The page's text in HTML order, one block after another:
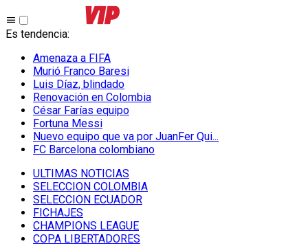
Es tendencia:
Amenaza a FIFA
Murió Franco Baresi
Luis Díaz, blindado
Renovación en Colombia
César Farías equipo
Fortuna Messi
Nuevo equipo que va por JuanFer Qui...
FC Barcelona colombiano
ULTIMAS NOTICIAS
SELECCION COLOMBIA
SELECCION ECUADOR
FICHAJES
CHAMPIONS LEAGUE
COPA LIBERTADORES